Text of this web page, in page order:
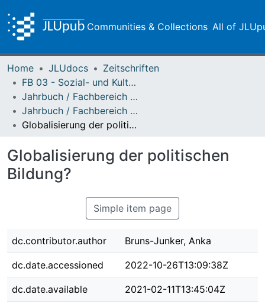
Communities & Collections All of
Home JLUdocs
Zeitschriften
FB 03 - Sozial- und Kulturwissenschaften
Jahrbuch / Fachbereich 03, Justus-Liebig-Universität Gießen
Jahrbuch / Fachbereich 03 - 2019
Globalisierung der politischen Bildung?
Globalisierung der politischen
Bildung?
Simple item page
dc.contributor.author Bruns-Junker, Anka
dc.date.accessioned 2022-10-26T13:09:38Z
dc.date.available 2021-02-11T13:45:04Z